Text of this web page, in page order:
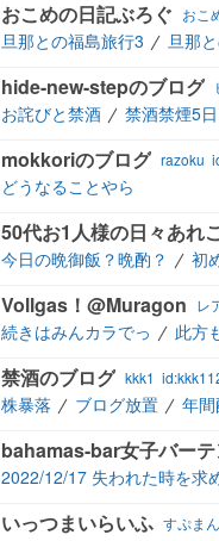
おこめの日記ぶろぐ おこ
旦那との福島旅行3 旦那
hide-new-stepのブログ
お詫びと禁酒 禁酒禁煙5
mokkoriのブログ razoku
どうなることやら
50代お1人様の日々あれ
今日の晩御飯？晩酌？ 初
Vollgas！@Muragon レ
続きはみんカラでっ 此方
禁酒のブログ kkk1
株暴落 ブログ放置 年
bahamas-bar女子バー
2022/12/17 失われた時を求
いっつまいらいふ すぷま